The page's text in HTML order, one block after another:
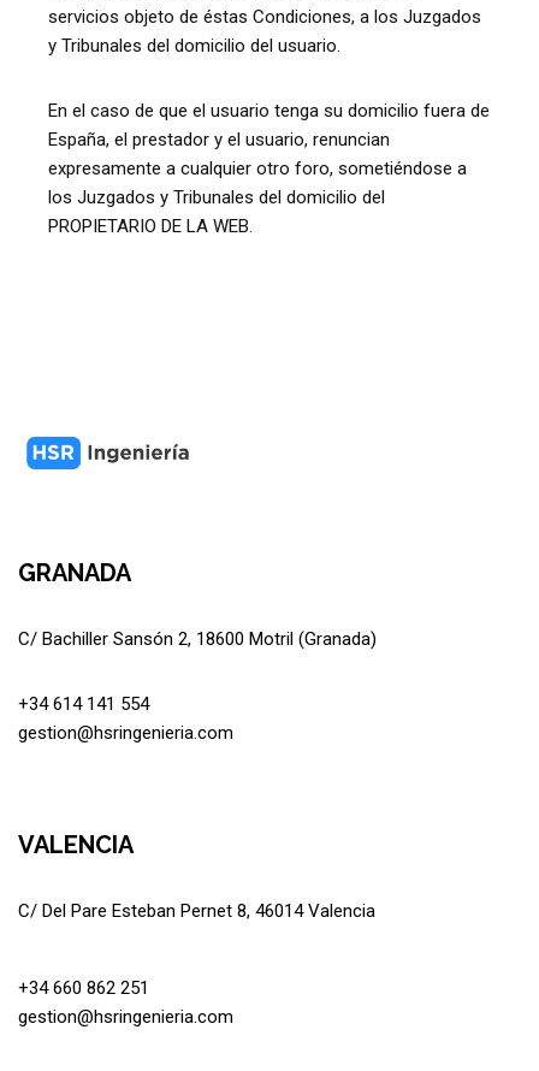
servicios objeto de éstas Condiciones, a los Juzgados
y Tribunales del domicilio del usuario.
En el caso de que el usuario tenga su domicilio fuera de
España, el prestador y el usuario, renuncian
expresamente a cualquier otro foro, sometiéndose a
los Juzgados y Tribunales del domicilio del
PROPIETARIO DE LA WEB.
GRANADA
C/ Bachiller Sansón 2, 18600 Motril (Granada)
+34 614 141 554
gestion@hsringenieria.com
VALENCIA
C/ Del Pare Esteban Pernet 8, 46014 Valencia
+34 660 862 251
gestion@hsringenieria.com